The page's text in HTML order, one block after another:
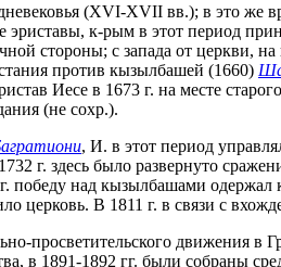
(XVI-XVII вв.); в это же
эриставы, к-рым в этот период
стороны; с запада от церкви,
против кызылбашей (1660)
Иесе в 1673 г. на месте
(не сохр.).
, И. в этот период
г. здесь было развернуто
над кызылбашами одержал
церковь. В 1811 г. в связи с
просветительского движения
в 1891-1892 гг. были собраны